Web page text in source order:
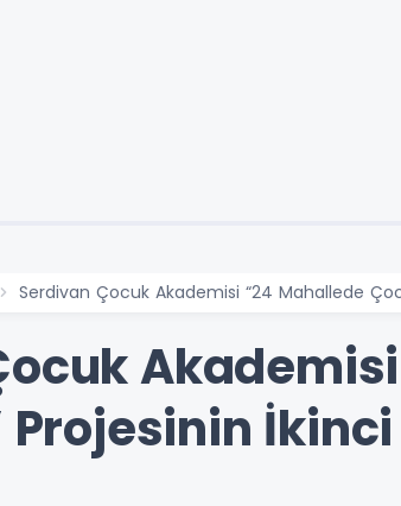
Serdivan Çocuk Akademisi “24 Mahallede